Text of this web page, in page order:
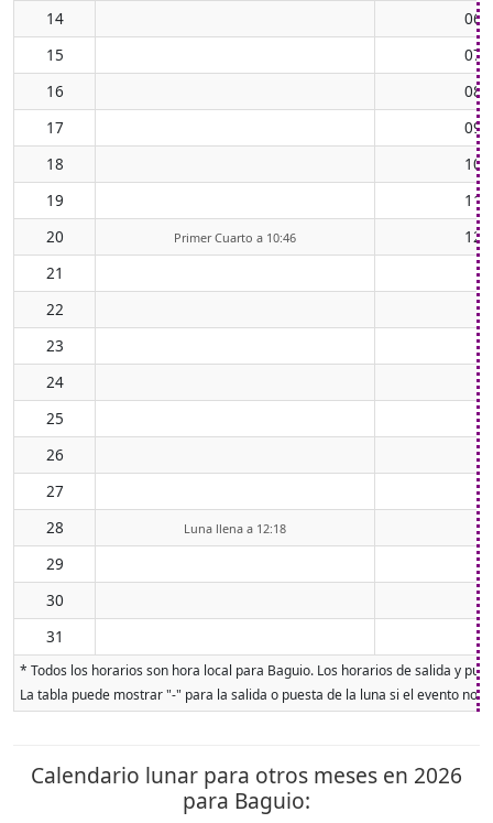
14
15
16
17
18
19
20
Primer Cuarto a 10:46
21
22
23
24
25
26
27
28
Luna llena a 12:18
29
30
31
* Todos los horarios son hora local para Baguio. Los horarios de salida y
La tabla puede mostrar "-" para la salida o puesta de la luna si el evento no
Calendario lunar para otros meses en 2026
para Baguio: